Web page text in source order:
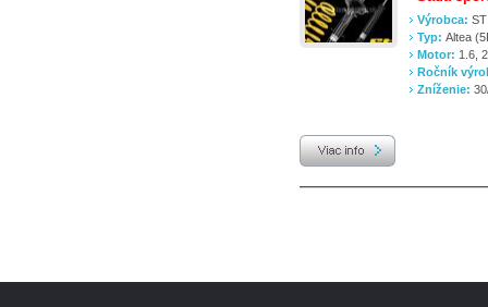
Výrobca:
Typ: Altea
Motor: 1.6,
Ročník
Zníženie: